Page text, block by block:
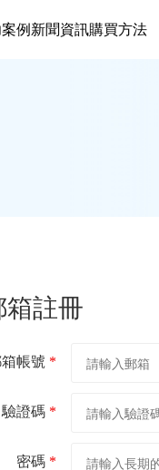
例 新聞資訊購買方法
箱註冊
帳號 *
驗證碼 *
密碼 *